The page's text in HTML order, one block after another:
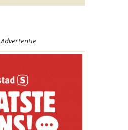
Advertentie